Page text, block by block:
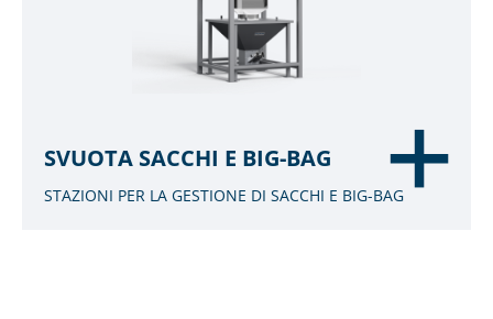
SVUOTA SACCHI E BIG-BAG
STAZIONI PER LA GESTIONE DI SACCHI E BIG-BAG